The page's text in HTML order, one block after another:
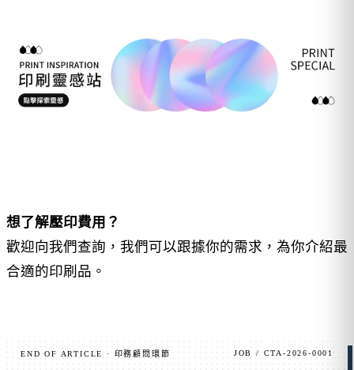
想了解壓印費用？
歡迎向我們查詢，我們可以跟據你的需求，為你介紹最
合適的印刷品。
END OF ARTICLE · 印務顧問環節 JOB / CTA-2026-0001